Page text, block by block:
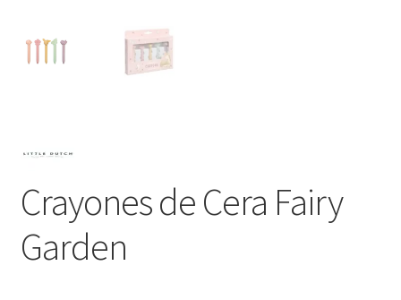
Crayones de Cera Fairy
Garden